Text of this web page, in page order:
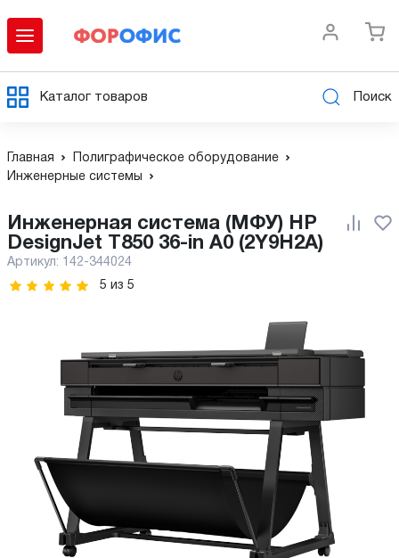
Каталог товаров Поиск
Главная
Полиграфическое оборудование
Инженерные системы
Инженерная система (МФУ) HP
DesignJet T850 36-in A0 (2Y9H2A)
Артикул: 142-344024
5 из 5